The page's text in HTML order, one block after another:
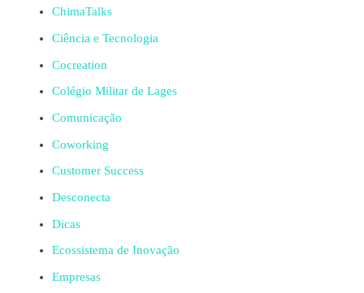
ChimaTalks
Ciência e Tecnologia
Cocreation
Colégio Militar de Lages
Comunicação
Coworking
Customer Success
Desconecta
Dicas
Ecossistema de Inovação
Empresas